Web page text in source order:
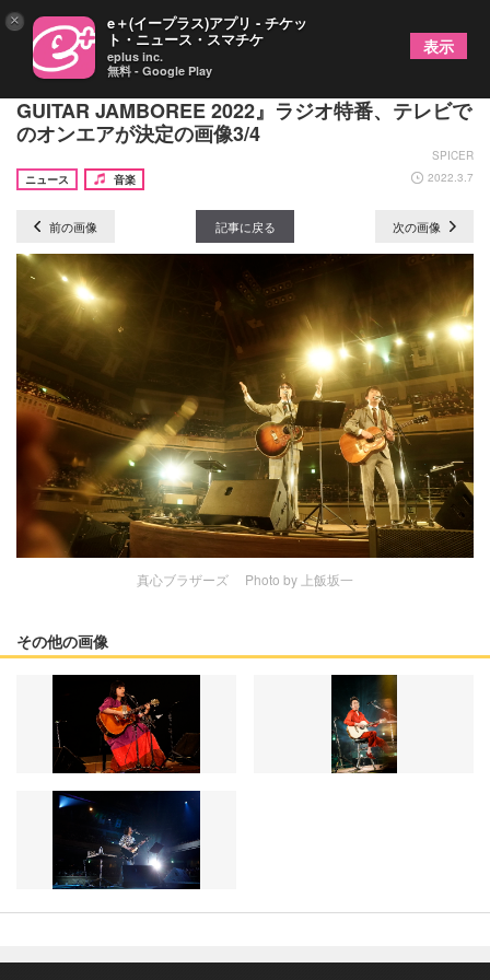
斉藤和義、布袋寅泰ら出演『J-WAVE TOKYO
GUITAR JAMBOREE 2022』ラジオ特番、テレビで
のオンエアが決定の画像3/4
SPICER
ニュース
音楽 2022.3.7
前の画像 記事に戻る 次の画像
真心ブラザーズ Photo by 上飯坂一
その他の画像
× e＋(イープラス)アプリ - チケッ
ト・ニュース・スマチケ
eplus inc.
無料 - Google Play
表示